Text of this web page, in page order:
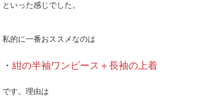
といった感じでした。
私的に一番おススメなのは
・ 紺の半袖ワンピース＋長袖の上着
です。理由は